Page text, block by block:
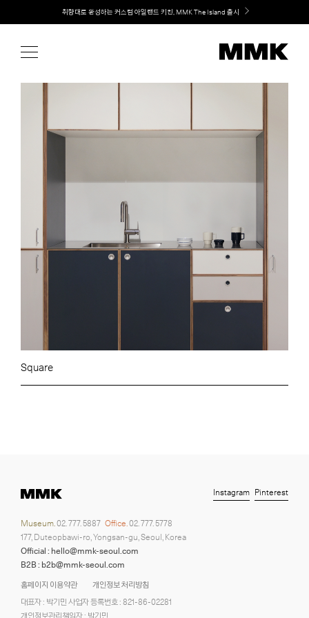
content
Welcome! 신규 회원가입 시 MMK Shop Coupon (총 60만원) 지급
취향대로 완성하는 커스텀 아일랜드 키친, MMK The Island 출시
Square
홈페이지 이용약관
개인정보 처리방침
대표자 : 박기민 사업자 등록번호 : 821-86-02281
개인정보관리책임자 : 박기민
Museum.02. 777. 5887 Office.02. 777. 5778
177, Duteopbawi-ro, Yongsan-gu, Seoul, Korea
Official : hello@mmk-seoul.com
B2B : b2b@mmk-seoul.com
Instagram Pinterest